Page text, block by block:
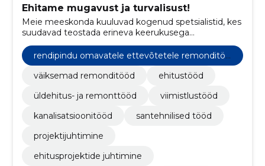
Ehitame mugavust ja turvalisust!
Meie meeskonda kuuluvad kogenud spetsialistid, kes
suudavad teostada erineva keerukusega
remonditöid, alates väiksematest parandustöödest
kuni ulatuslike renoveerimisprojektideni.
rendipindu omavatele ettevõtetele remonditöö
d
väiksemad remonditööd
ehitustööd
üldehitus- ja remonttööd
viimistlustööd
kanalisatsioonitööd
santehnilised tööd
projektijuhtimine
ehitusprojektide juhtimine